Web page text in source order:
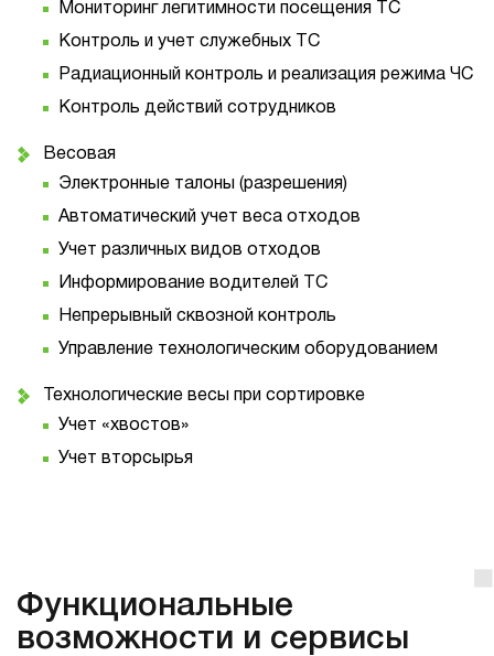
Мониторинг легитимности посещения ТС
Контроль и учет служебных ТС
Радиационный контроль и реализация режима ЧС
Контроль действий сотрудников
Весовая
Электронные талоны (разрешения)
Автоматический учет веса отходов
Учет различных видов отходов
Информирование водителей ТС
Непрерывный сквозной контроль
Управление технологическим оборудованием
Технологические весы при сортировке
Учет «хвостов»
Учет вторсырья
Функциональные
возможности и сервисы